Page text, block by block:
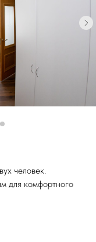
человек.
для комфортного